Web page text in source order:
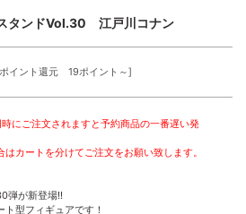
タンドVol.30 江戸川コナン
イント還元 19ポイント～]
にご注文されますと予約商品の一番遅い発
カートを分けてご注文をお願い致します。
弾が新登場!!
型フィギュアです！